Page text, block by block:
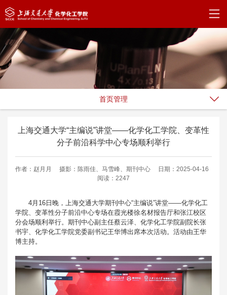
首页管理
上海交通大学“主编说”讲堂——化学化工学院、变革性
分子前沿科学中心专场顺利举行
作者：赵月月 摄影：陈雨佳、马雪峰、期刊中心
日期：2025-04-16
阅读：2247
4月16日晚，上海交通大学期刊中心“主编说”讲堂——化学化工
学院、变革性分子前沿中心专场在霞光楼徐名材报告厅和张江校区
分会场顺利举行。期刊中心副主任蔡云泽、化学化工学院副院长张
书宇、化学化工学院党委副书记王华博出席本次活动。活动由王华
博主持。